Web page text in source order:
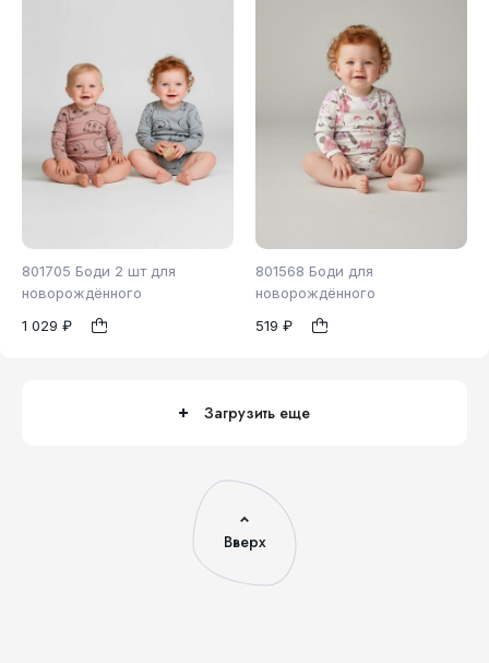
801705 Боди 2 шт для
новорождённого
1 029 ₽
62 74
801568 Боди для
новорождённого
519 ₽
62
Загрузить еще
Вверх